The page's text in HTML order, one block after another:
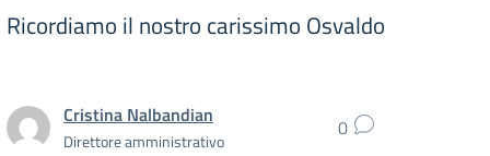
Ricordiamo il nostro carissimo Osvaldo
Cristina Nalbandian
Direttore amministrativo 0